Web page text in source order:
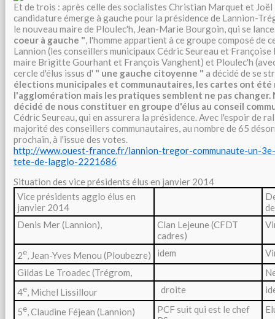
Et de trois : après celle des socialistes Christian Marquet et Joël
candidature émerge à gauche pour la présidence de Lannion-
le nouveau maire de Ploulec'h, Jean-Marie Bourgoin, qui se
coeur à gauche ", l'homme appartient à ce groupe composé de
Lannion (les conseillers municipaux Cédric Seureau et Françoise
maire Brigitte Gourhant et François Vanghent) et Ploulec'h
cercle d'élus issus d' " une gauche citoyenne " a décidé de se
élections municipales et communautaires, les cartes ont
l'agglomération mais les pratiques semblent ne pas changer.
décidé de nous constituer en groupe d'élus au conseil
Cédric Seureau, qui en assurera la présidence. Avec l'espoir de
majorité des conseillers communautaires, au nombre de 65
prochain, à l'issue des votes.
http://www.ouest-france.fr/lannion-tregor-communaute-un-
tete-de-lagglo-2221686
Situation des vice présidents élus en janvier 2014
Vice présidents agglo élus en
janvier 2014
Denis Mer (Lannion),
Clan Lejeune (CFDT
cadres)
2e, Jean-Yves Menou (Ploubezre) idem
Gildas Le Troadec (Trégrom,
4e, Michel Lissillour droite
5e, Claudine Féjean (Lannion)
PCF suit qui est le chef